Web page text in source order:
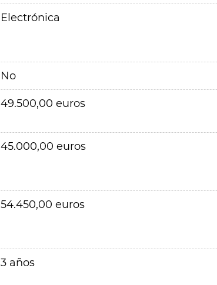
Electrónica
No
49.500,00 euros
45.000,00 euros
54.450,00 euros
3 años